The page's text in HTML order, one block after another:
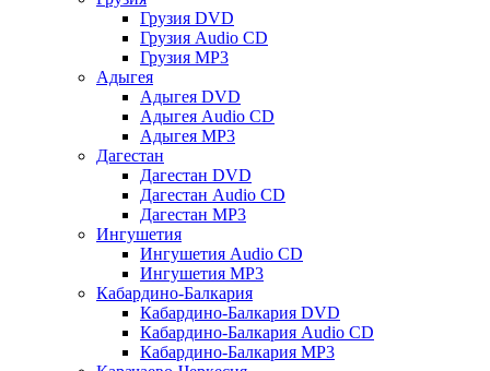
Грузия DVD
Грузия Audio CD
Грузия MP3
Адыгея
Адыгея DVD
Адыгея Audio CD
Адыгея MP3
Дагестан
Дагестан DVD
Дагестан Audio CD
Дагестан MP3
Ингушетия
Ингушетия Audio CD
Ингушетия MP3
Кабардино-Балкария
Кабардино-Балкария DVD
Кабардино-Балкария Audio CD
Кабардино-Балкария MP3